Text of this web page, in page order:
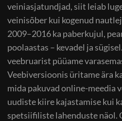
veiniasjatundjad, siit leiab
veinisõber kui kogenud
2009–2016 ka paberkujul,
poolaastas – kevadel ja
veebruarist püüame
Veebiversioonis üritame ära
mida pakuvad online-meedia
uudiste kiire kajastamise kui
spetsiifiliste lahenduste näol.